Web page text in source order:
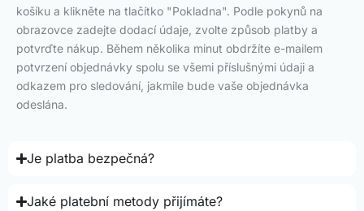
košíku a klikněte na tlačítko "Pokladna". Podle pokynů na
obrazovce zadejte dodací údaje, zvolte způsob platby a
potvrďte nákup. Během několika minut obdržíte e-mailem
potvrzení objednávky spolu se všemi příslušnými údaji a
odkazem pro sledování, jakmile bude vaše objednávka
odeslána.
Je platba bezpečná?
Jaké platební metody přijímáte?